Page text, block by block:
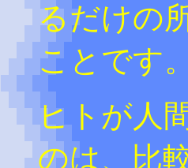
るだけの
ことです。
ヒトが人
のは、比